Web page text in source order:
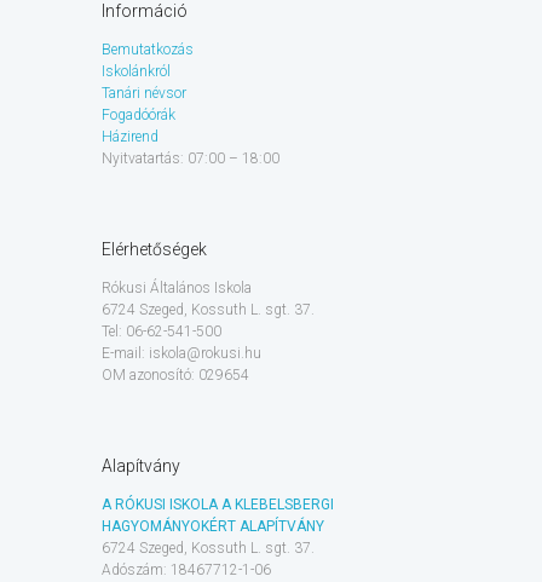
Információ
Bemutatkozás
Iskolánkról
Tanári névsor
Fogadóórák
Házirend
Nyitvatartás: 07:00 – 18:00
Elérhetőségek
Rókusi Általános Iskola
6724 Szeged, Kossuth L. sgt. 37.
Tel: 06-62-541-500
E-mail: iskola@rokusi.hu
OM azonosító: 029654
Alapítvány
A RÓKUSI ISKOLA A KLEBELSBERGI
HAGYOMÁNYOKÉRT ALAPÍTVÁNY
6724 Szeged, Kossuth L. sgt. 37.
Adószám: 18467712-1-06